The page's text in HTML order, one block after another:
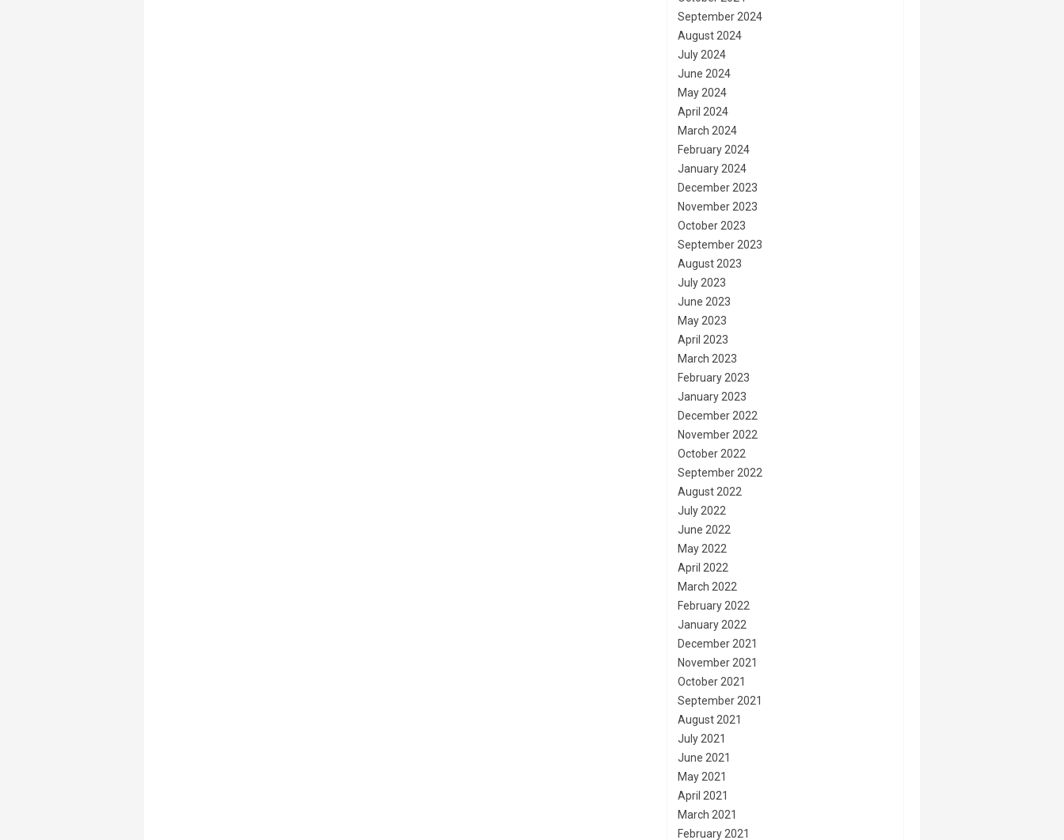
September 2024
August 2024
July 2024
June 2024
May 2024
April 2024
March 2024
February 2024
January 2024
December 2023
November 2023
October 2023
September 2023
August 2023
July 2023
June 2023
May 2023
April 2023
March 2023
February 2023
January 2023
December 2022
November 2022
October 2022
September 2022
August 2022
July 2022
June 2022
May 2022
April 2022
March 2022
February 2022
January 2022
December 2021
November 2021
October 2021
September 2021
August 2021
July 2021
June 2021
May 2021
April 2021
March 2021
February 2021